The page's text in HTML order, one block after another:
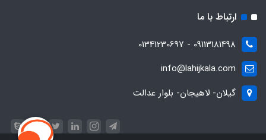
ارتباط با ما
09113181498 - 01341230697
info@lahijkala.com
گیلان- لاهیجان- بلوار عدالت